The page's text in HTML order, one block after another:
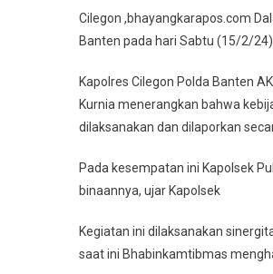
Cilegon ,bhayangkarapos.com
Banten pada hari Sabtu (15/2/
Kapolres Cilegon Polda Banten
Kurnia menerangkan bahwa
dilaksanakan dan dilaporkan
Pada kesempatan ini Kapolsek
binaannya, ujar Kapolsek
Kegiatan ini dilaksanakan
saat ini Bhabinkamtibmas